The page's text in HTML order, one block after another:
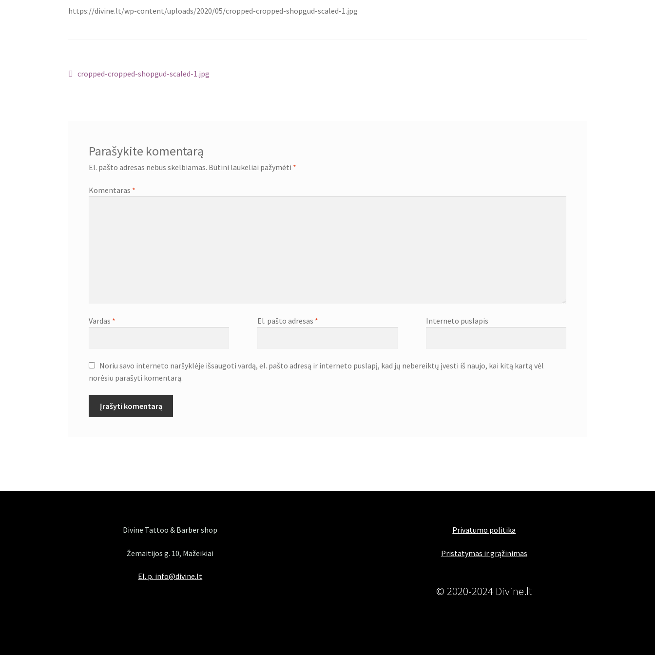
https://divine.lt/wp-content/uploads/2020/05/cropped-cropped-shopgud-scaled-1.jpg
Navigacija
Ankstenis
cropped-cropped-shopgud-scaled-1.jpg
Parašykite komentarą
El. pašto adresas nebus skelbiamas. Būtini laukeliai pažymėti *
Komentaras *
Vardas * El. pašto adresas * Interneto puslapis
Noriu savo interneto naršyklėje išsaugoti vardą, el. pašto adresą ir interneto puslapį, kad jų nebereiktų įvesti iš naujo, kai kitą kartą vėl
norėsiu parašyti komentarą.
Divine Tattoo & Barber shop
Žemaitijos g. 10, Mažeikiai
El. p. info@divine.lt
Privatumo politika
Pristatymas ir grąžinimas
© 2020-2024 Divine.lt